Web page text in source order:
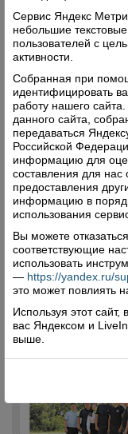
Сервис Яндекс
небольшие
пользователей с
активности.
Собранная при
идентифицировать
работу нашего
данного сайта,
передаваться
Российской
информацию для
составления для нас
предоставления
информацию в
использования
Вы можете
соответствующие
использовать
— https://yandex.ru/
это может повлиять
Используя этот
вас Яндексом и
выше.